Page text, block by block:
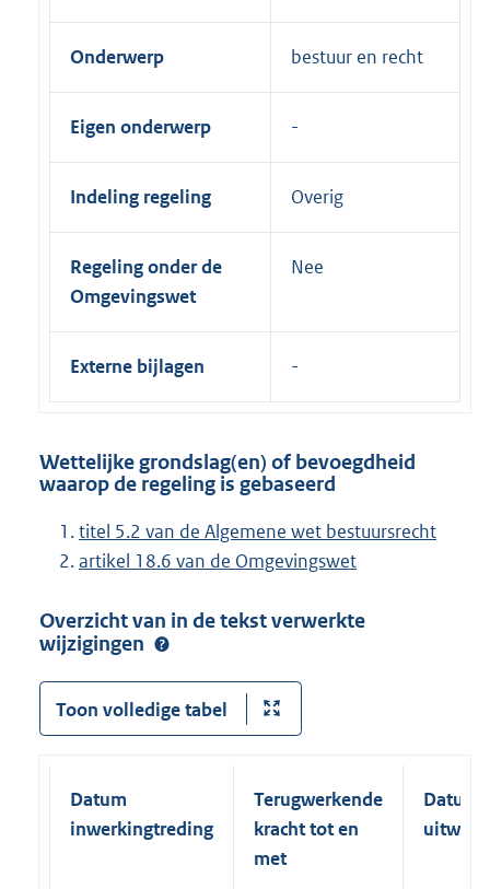
Onderwerp bestuur en recht
Eigen onderwerp
Indeling regeling Overig
Regeling onder de
Omgevingswet
Nee
Externe bijlagen
Wettelijke grondslag(en) of bevoegdheid
waarop de regeling is gebaseerd
titel 5.2 van de Algemene wet bestuursrecht
artikel 18.6 van de Omgevingswet
Overzicht van in de tekst verwerkte
wijzigingen
Toon volledige tabel
Datum
inwerkingtreding
Terugwerkende
kracht tot en
met
Datum